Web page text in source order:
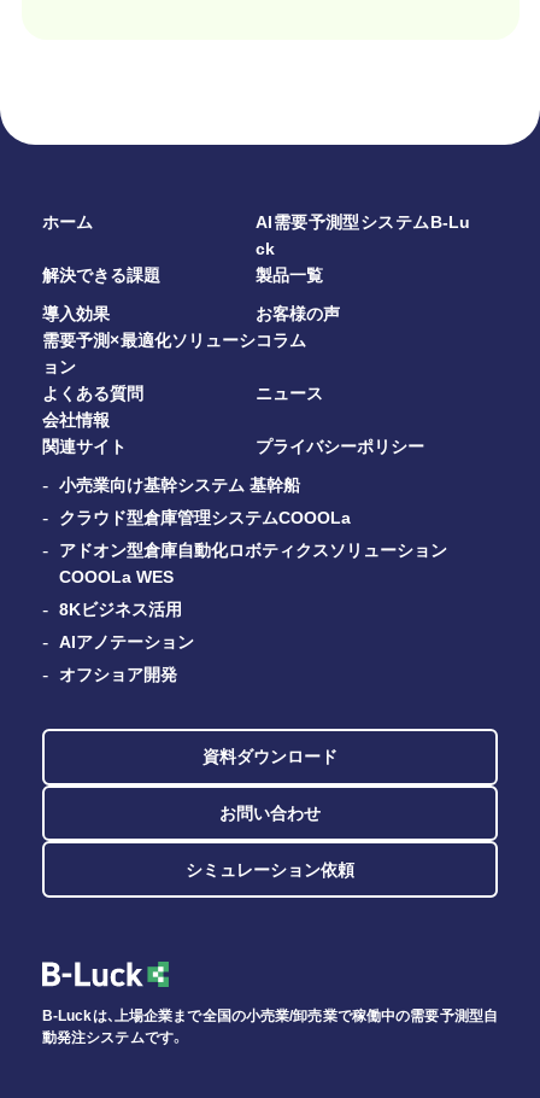
ホーム
AI需要予測型システムB-Lu
ck
解決できる課題
製品一覧
導入効果
お客様の声
需要予測×最適化ソリューシ
ョン
コラム
よくある質問
ニュース
会社情報
関連サイト
小売業向け基幹システム 基幹船
クラウド型倉庫管理システムCOOOLa
アドオン型倉庫自動化ロボティクスソリューション
COOOLa WES
8Kビジネス活用
AIアノテーション
オフショア開発
プライバシーポリシー
資料ダウンロード
お問い合わせ
シミュレーション依頼
B-Luckは、上場企業まで全国の小売業/卸売業で稼働中の需要予測型自
動発注システムです。